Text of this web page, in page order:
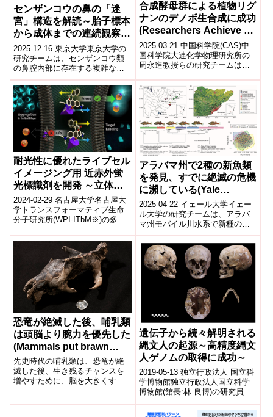
センザンコウの鼻の「迷
宮」構造を解読～胎子標本
から成体までの連続観察
で、鼻甲介の相同を再定義
し、進化シナリオを提示～
2025-12-16 東京大学東京大学の
研究チームは、センザンコウ類
の鼻腔内部に存在する複雑な鼻
甲介構造について、胎子標本か
ら成体までを連続的に観察し、
その相同...
合成酵母群による植物リグ
ナンのデノボ生合成に成功
(Researchers Achieve De
Novo Biosynthesis of
Plant Lignans using
Synthetic Yeast
Consortia)
2025-03-21 中国科学院(CAS)​中
国科学院大連化学物理研究所の
周永進教授らの研究チームは、
て、植物リグナンのデノボ生合
成に...
耐光性に優れたライブセル
イメージング用 近赤外蛍
光標識剤を開発 ～立体化
学によって細胞膜透過性が
異なることを発見～
2024-02-29 名古屋大学名古屋大
学トランスフォーマティブ生命
分子研究所(WPI-ITbM※)の多喜
授、フロハンス タマ...
アラバマ州で2種の新魚類
を発見、すでに絶滅の危機
に瀕している(Yale
scientists find two new
fish species in Alabama
streams ― and they’re
already imperiled)
2025-04-22 イェール大学イェー
ル大学の研究チームは、アラバ
マ州モバイル川水系で新種の淡
水魚「Etheostoma gurleyense」
と「Etheo...
恐竜が絶滅した後、哺乳類
は頭脳より腕力を優先した
(Mammals put brawn
before brains after
dinosaurs died out)
先史時代の哺乳類は、恐竜が絶
滅した後、生き残るチャンスを
増やすために、脳を大きくする
遺伝子から続々解明される
縄文人の起源～高精度縄文
人ゲノムの取得に成功～
2019-05-13 独立行政法人 国立科
学博物館独立行政法人国立科学
博物館(館長:林 良博)の研究員を
筆頭とする国内 7 研究機関 11 名
からなる共同研究グ...